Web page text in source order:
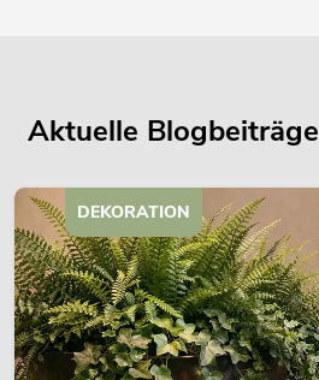
Aktuelle Blogbeiträge
DEKORATION